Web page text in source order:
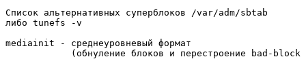
Список альтернативных суперблоков /var/adm/sbtab
либо tunefs -v
mediainit - среднеуровневый формат
(обнуление блоков и перестроение bad-block